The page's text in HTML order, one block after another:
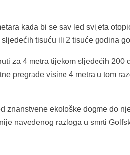
kada bi se sav led svijeta
tisuću ili 2 tisuće godina
za 4 metra tijekom sljedećih 200
pregrade visine 4 metra u tom
znanstvene ekološke dogme do
navedenog razloga u smrti